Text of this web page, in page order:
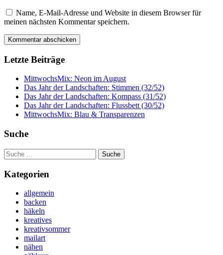
Name, E-Mail-Adresse und Website in diesem Browser für
meinen nächsten Kommentar speichern.
Letzte Beiträge
MittwochsMix: Neon im August
Das Jahr der Landschaften: Stimmen (32/52)
Das Jahr der Landschaften: Kompass (31/52)
Das Jahr der Landschaften: Flussbett (30/52)
MittwochsMix: Blau & Transparenzen
Suche
Suche
nach:
Kategorien
allgemein
backen
häkeln
kreatives
kreativsommer
mailart
nähen